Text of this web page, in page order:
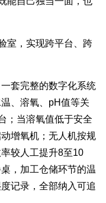
，实现跨平台、跨
套完整的数字化系统
、溶氧、pH值等关
；当溶氧值低于安全
增氧机；无人机按规
较人工提升8至10
，加工仓储环节的温
记录，全部纳入可追